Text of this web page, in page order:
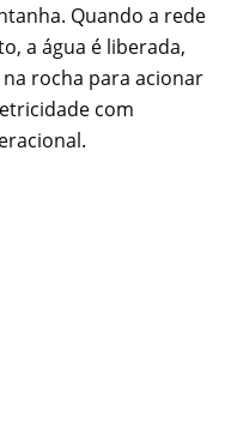
Quando a rede
a água é liberada,
rocha para acionar
com